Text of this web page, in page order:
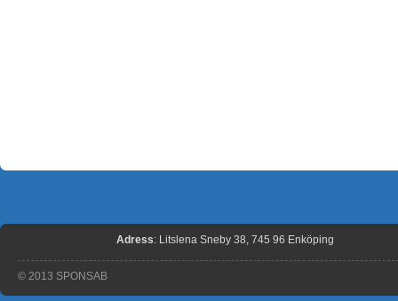
Adress: Litslena Sneby 38, 745 96 Enköping
© 2013 SPONSAB